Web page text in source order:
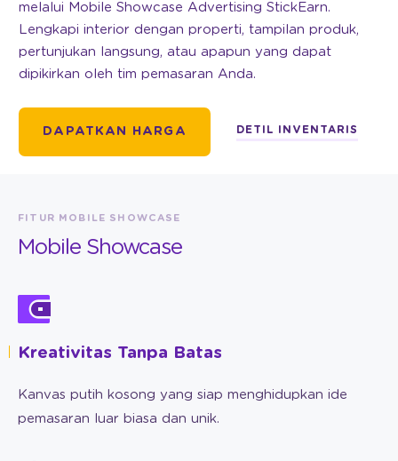
melalui Mobile Showcase Advertising StickEarn.
Lengkapi interior dengan properti, tampilan produk,
pertunjukan langsung, atau apapun yang dapat
dipikirkan oleh tim pemasaran Anda.
DAPATKAN HARGA DETIL INVENTARIS
FITUR MOBILE SHOWCASE
Mobile Showcase
Kreativitas Tanpa Batas
Kanvas putih kosong yang siap menghidupkan ide
pemasaran luar biasa dan unik.